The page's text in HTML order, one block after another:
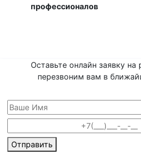
профессионалов
Оставьте онлайн заявку
перезвоним вам в
Отправить